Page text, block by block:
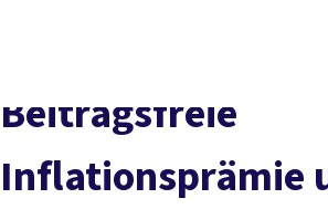
Beitragsfreie
Inflationsprämie